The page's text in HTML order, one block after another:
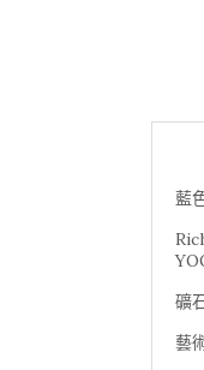
藍
礦
藝